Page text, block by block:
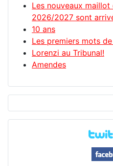
Les nouveaux maillot
2026/2027 sont
10 ans
Les premiers mots
Lorenzi au Tribunal!
Amendes